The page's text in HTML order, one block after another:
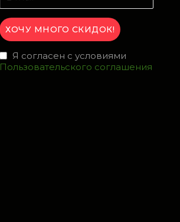
Я согласен с условиями
Пользовательского соглашения